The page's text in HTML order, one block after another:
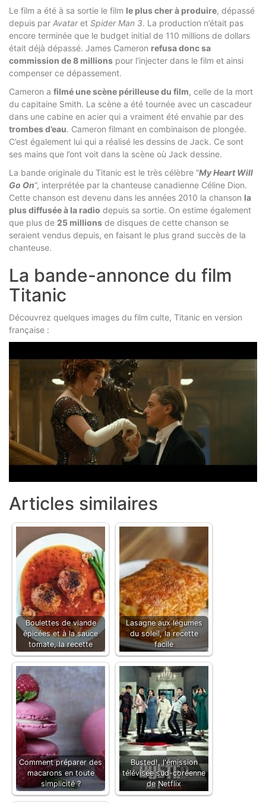
Le film a été à sa sortie le film le plus cher à produire, dépassé
depuis par Avataret Spider Man 3. La production n’était pas
encore terminée que le budget initial de 110 millions de dollars
était déjà dépassé. James Cameron refusa donc sa
commission de 8 millions pour l’injecter dans le film et ainsi
compenser ce dépassement.
Cameron a filmé une scène périlleuse du film, celle de la mort
du capitaine Smith. La scène a été tournée avec un cascadeur
dans une cabine en acier qui a vraiment été envahie par des
trombes d’eau. Cameron filmant en combinaison de plongée.
C’est également lui qui a réalisé les dessins de Jack. Ce sont
ses mains que l’ont voit dans la scène où Jack dessine.
La bande originale du Titanic est le très célèbre “My Heart Will
Go On“, interprétée par la chanteuse canadienne Céline Dion.
Cette chanson est devenu dans les années 2010 la chanson la
plus diffusée à la radio depuis sa sortie. On estime également
que plus de 25 millions de disques de cette chanson se
seraient vendus depuis, en faisant le plus grand succès de la
chanteuse.
La bande-annonce du film
Titanic
Découvrez quelques images du film culte, Titanic en version
française :
Articles similaires
Boulettes de viande
épicées et à la sauce
tomate, la recette
Lasagne aux légumes
du soleil, la recette
facile
Comment préparer des
macarons en toute
simplicité ?
Busted!, l'émission
télévisée sud-coréenne
de Netflix